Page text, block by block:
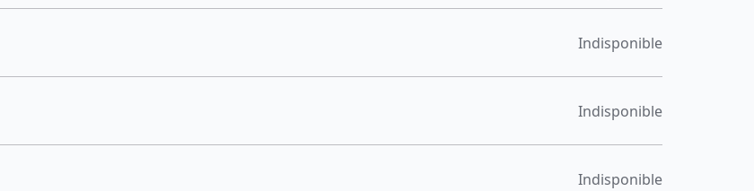
Indisponible
Indisponible
Indisponible